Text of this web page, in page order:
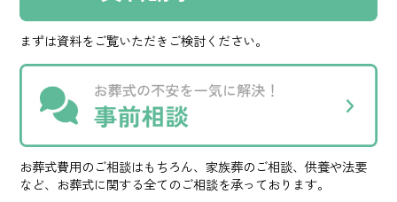
まずは資料をご覧いただきご検討ください。
お葬式費用のご相談はもちろん、家族葬のご相談、供養や法要
など、お葬式に関する全てのご相談を承っております。